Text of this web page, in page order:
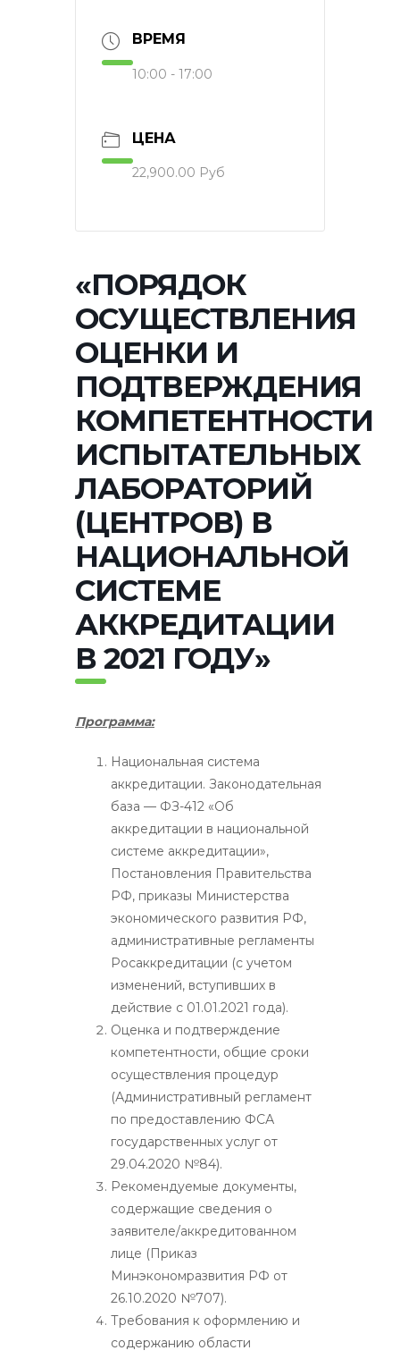
ВРЕМЯ
10:00 - 17:00
ЦЕНА
22,900.00 Руб
«ПОРЯДОК
ОСУЩЕСТВЛЕНИЯ
ОЦЕНКИ И
ПОДТВЕРЖДЕНИЯ
КОМПЕТЕНТНОСТИ
ИСПЫТАТЕЛЬНЫХ
ЛАБОРАТОРИЙ
(ЦЕНТРОВ) В
НАЦИОНАЛЬНОЙ
СИСТЕМЕ
АККРЕДИТАЦИИ
В 2021 ГОДУ»
Программа:
Национальная система
аккредитации. Законодательная
база — ФЗ-412 «Об
аккредитации в национальной
системе аккредитации»,
Постановления Правительства
РФ, приказы Министерства
экономического развития РФ,
административные регламенты
Росаккредитации (с учетом
изменений, вступивших в
действие с 01.01.2021 года).
Оценка и подтверждение
компетентности, общие сроки
осуществления процедур
(Административный регламент
по предоставлению ФСА
государственных услуг от
29.04.2020 №84).
Рекомендуемые документы,
содержащие сведения о
заявителе/аккредитованном
лице (Приказ
Минэкономразвития РФ от
26.10.2020 №707).
Требования к оформлению и
содержанию области